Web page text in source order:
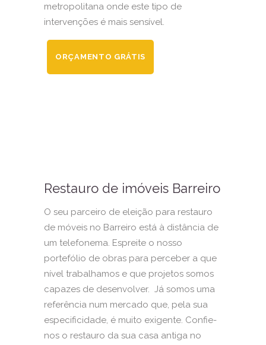
metropolitana onde este tipo de
intervenções é mais sensível.
ORÇAMENTO GRÁTIS
Restauro de imóveis Barreiro
O seu parceiro de eleição para restauro
de móveis no Barreiro está à distância de
um telefonema. Espreite o nosso
portefólio de obras para perceber a que
nível trabalhamos e que projetos somos
capazes de desenvolver. Já somos uma
referência num mercado que, pela sua
especificidade, é muito exigente. Confie-
nos o restauro da sua casa antiga no